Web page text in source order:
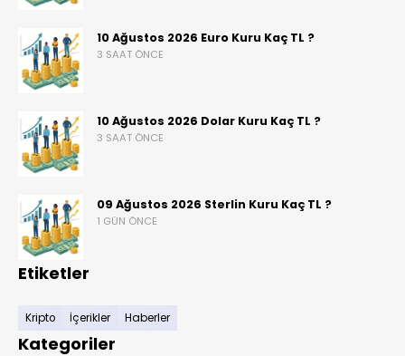
10 Ağustos 2026 Euro Kuru Kaç TL ?
3 SAAT ÖNCE
10 Ağustos 2026 Dolar Kuru Kaç TL ?
3 SAAT ÖNCE
09 Ağustos 2026 Sterlin Kuru Kaç TL ?
1 GÜN ÖNCE
Etiketler
Kripto İçerikler Haberler
Kategoriler